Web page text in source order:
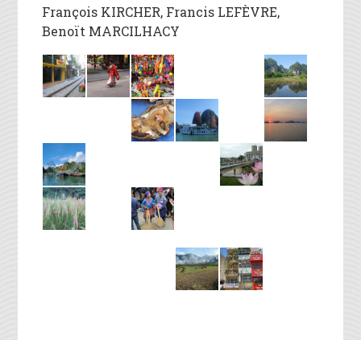
François KIRCHER, Francis LEFÈVRE,
Benoït MARCILHACY